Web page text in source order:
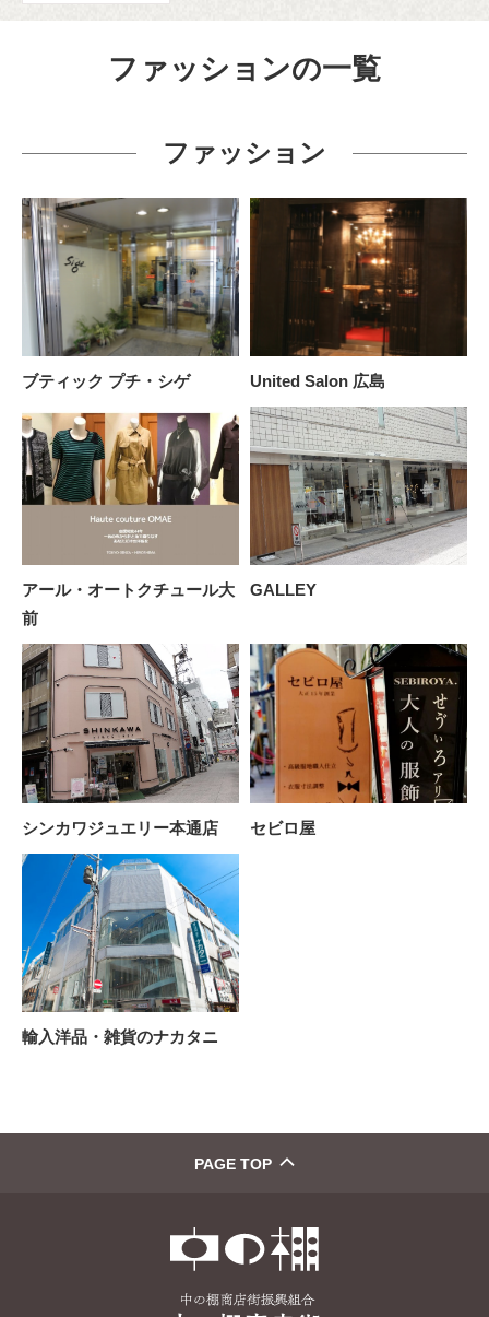
ファッションの一覧
ファッション
ブティック プチ・シゲ United Salon 広島
アール・オートクチュール大
前
GALLEY
シンカワジュエリー本通店 セビロ屋
輸入洋品・雑貨のナカタニ
PAGE TOP